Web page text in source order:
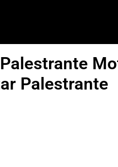
Palestrante